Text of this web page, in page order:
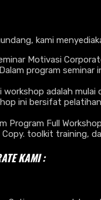
kami
Motivasi
program
workshop adalah
ini bersifat
Program Full
toolkit training,
KAMI :